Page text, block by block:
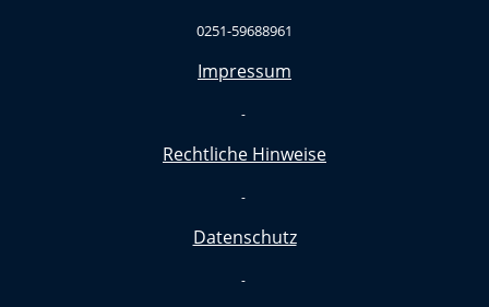
0251-59688961
Impressum
-
Rechtliche Hinweise
-
Datenschutz
-